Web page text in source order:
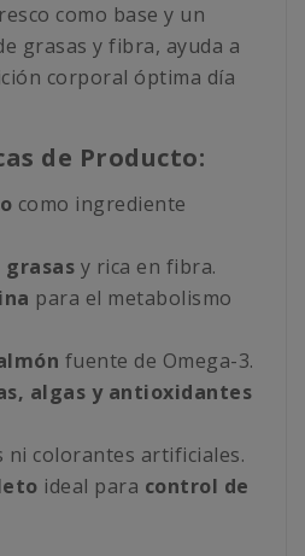
como base y un
grasas y fibra, ayuda a
corporal óptima día
de Producto:
como ingrediente
grasas y rica en fibra.
para el metabolismo
fuente de Omega-3.
algas y antioxidantes
ni colorantes artificiales.
ideal para control de